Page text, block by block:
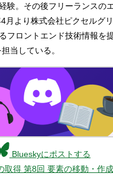
験。その後フリーランスの
月より株式会社ピクセルグ
フロントエンド技術情報を
当している。
Blueskyにポストする
取得 第8回 要素の移動・作成